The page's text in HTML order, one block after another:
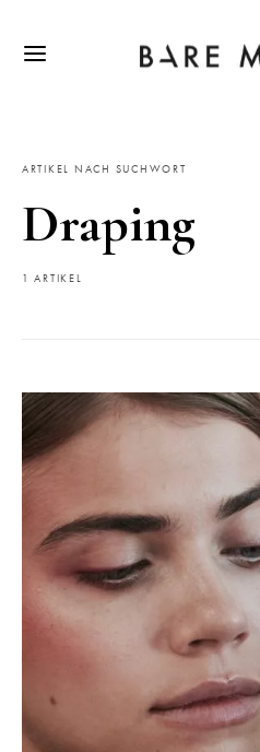
ARTIKEL NACH SUCHWORT
Draping
1 ARTIKEL